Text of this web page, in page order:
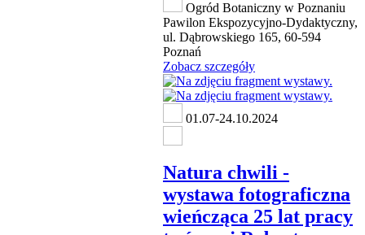
Ogród Botaniczny w Poznaniu
Pawilon Ekspozycyjno-Dydaktyczny,
ul. Dąbrowskiego 165, 60-594
Poznań
Zobacz szczegóły
01.07-24.10.2024
Natura chwili -
wystawa fotograficzna
wieńcząca 25 lat pracy